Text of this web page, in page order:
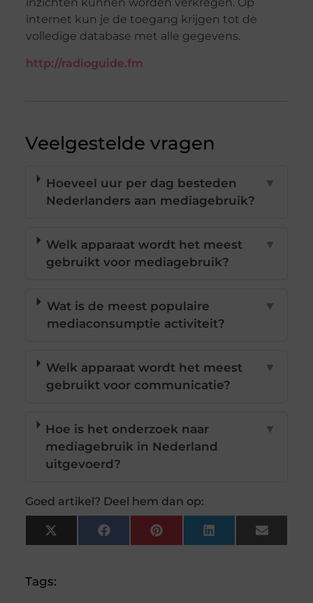
internet kun je de toegang krijgen tot de
volledige database met alle gegevens.
http://radioguide.fm
Veelgestelde vragen
Hoeveel uur per dag besteden
Nederlanders aan mediagebruik?
▼
Welk apparaat wordt het meest
gebruikt voor mediagebruik?
▼
Wat is de meest populaire
mediaconsumptie activiteit?
▼
Welk apparaat wordt het meest
gebruikt voor communicatie?
▼
Hoe is het onderzoek naar
mediagebruik in Nederland
uitgevoerd?
▼
Goed artikel? Deel hem dan op:
X
(Twitter)
FacebookPinterestLinkedInEmail
Tags: